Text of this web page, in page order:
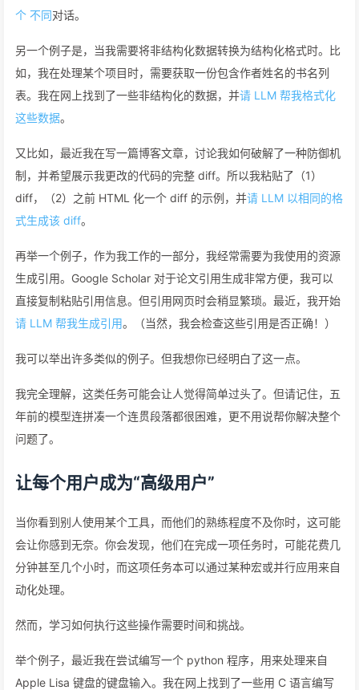
个 不同对话。
另一个例子是，当我需要将非结构化数据转换为结构化格式时。比
如，我在处理某个项目时，需要获取一份包含作者姓名的书名列
表。我在网上找到了一些非结构化的数据，并请 LLM 帮我格式化
这些数据。
又比如，最近我在写一篇博客文章，讨论我如何破解了一种防御机
制，并希望展示我更改的代码的完整 diff。所以我粘贴了（1）
diff，（2）之前 HTML 化一个 diff 的示例，并请 LLM 以相同的格
式生成该 diff。
再举一个例子，作为我工作的一部分，我经常需要为我使用的资源
生成引用。Google Scholar 对于论文引用生成非常方便，我可以
直接复制粘贴引用信息。但引用网页时会稍显繁琐。最近，我开始
请 LLM 帮我生成引用。（当然，我会检查这些引用是否正确！）
我可以举出许多类似的例子。但我想你已经明白了这一点。
我完全理解，这类任务可能会让人觉得简单过头了。但请记住，五
年前的模型连拼凑一个连贯段落都很困难，更不用说帮你解决整个
问题了。
让每个用户成为“高级用户”
当你看到别人使用某个工具，而他们的熟练程度不及你时，这可能
会让你感到无奈。你会发现，他们在完成一项任务时，可能花费几
分钟甚至几个小时，而这项任务本可以通过某种宏或并行应用来自
动化处理。
然而，学习如何执行这些操作需要时间和挑战。
举个例子，最近我在尝试编写一个 python 程序，用来处理来自
Apple Lisa 键盘的键盘输入。我在网上找到了一些用 C 语言编写